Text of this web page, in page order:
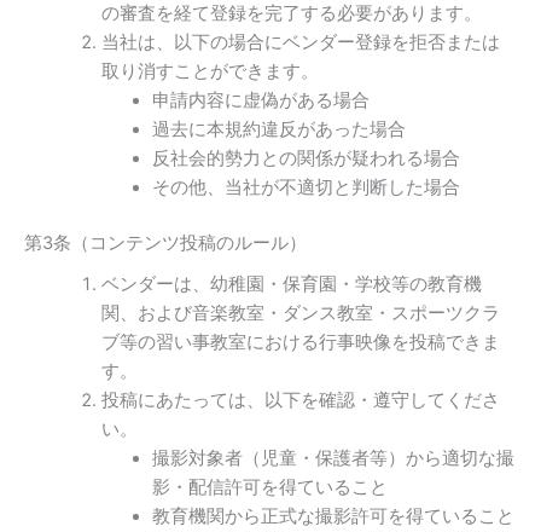
の審査を経て登録を完了する必要があります。
当社は、以下の場合にベンダー登録を拒否または
取り消すことができます。
申請内容に虚偽がある場合
過去に本規約違反があった場合
反社会的勢力との関係が疑われる場合
その他、当社が不適切と判断した場合
第3条（コンテンツ投稿のルール）
ベンダーは、幼稚園・保育園・学校等の教育機
関、および音楽教室・ダンス教室・スポーツクラ
ブ等の習い事教室における行事映像を投稿できま
す。
投稿にあたっては、以下を確認・遵守してくださ
い。
撮影対象者（児童・保護者等）から適切な撮
影・配信許可を得ていること
教育機関から正式な撮影許可を得ていること